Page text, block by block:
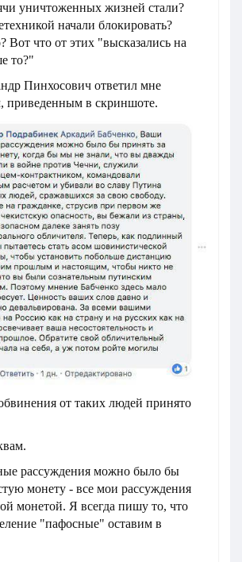
уничтоженных жизней стали?
начали блокировать?
Вот что от этих "высказались на
то?"
Пинхосович ответил мне
приведенным в скриншоте.
от таких людей принято
рассуждения можно было бы
монету - все мои рассуждения
монетой. Я всегда пишу то, что
"пафосные" оставим в